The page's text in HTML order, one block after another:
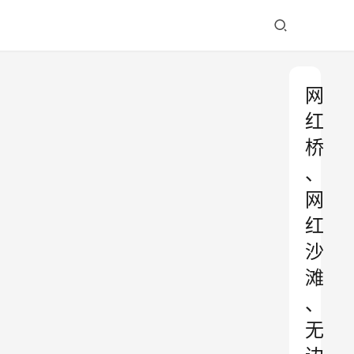
网
红
桥
、
网
红
沙
滩
、
无